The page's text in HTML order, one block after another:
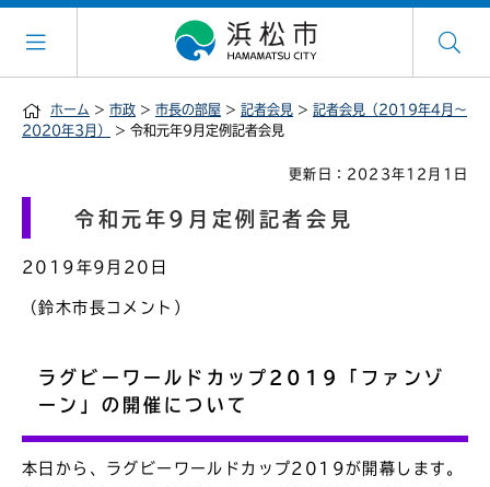
ホーム > 市政 > 市長の部屋 > 記者会見 > 記者会見（2019年4月～
2020年3月）
> 令和元年9月定例記者会見
更新日：2023年12月1日
令和元年9月定例記者会見
2019年9月20日
（鈴木市長コメント）
ラグビーワールドカップ2019「ファンゾ
ーン」の開催について
本日から、ラグビーワールドカップ2019が開幕します。